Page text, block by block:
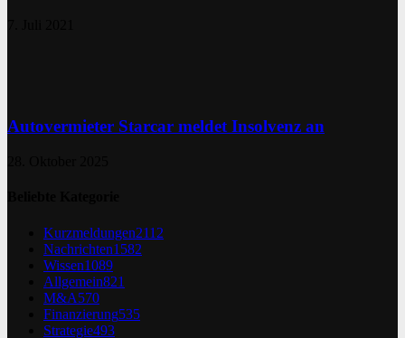
Autovermieter Starcar meldet Insolvenz an
Kurzmeldungen2112
Nachrichten1582
Wissen1089
Allgemein821
M&A570
Finanzierung535
Strategie493